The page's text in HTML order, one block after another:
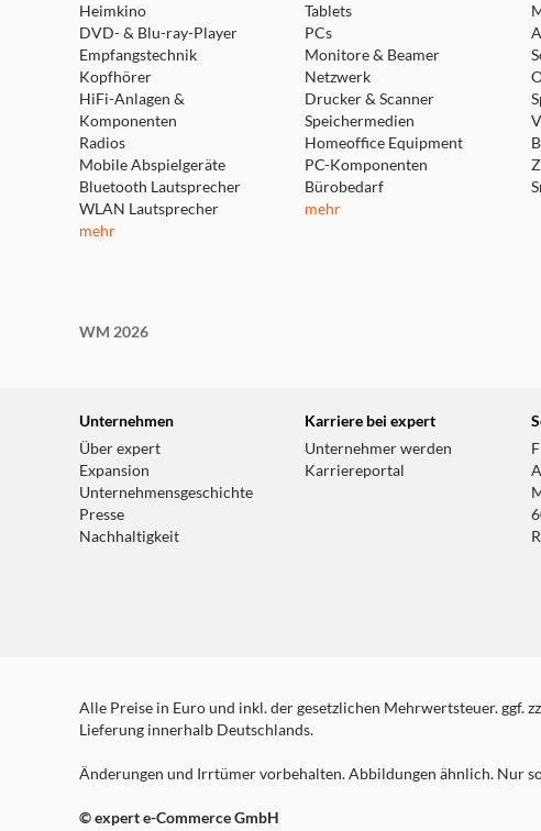
weitere Details
expert Lehrte
Parkstraße 30
31275 Lehrte
Geöffnet - schließt um 18:30 Uhr
weitere Details
Geöffnet - schließt um 18:30 Uhr
expert Celle
Zur Hasselklink 3-5
29229 Celle
Geöffnet - schließt um 18:30 Uhr
Heimkino
DVD- & Blu-ray-Player
Empfangstechnik
Kopfhörer
HiFi-Anlagen &
Komponenten
Radios
Mobile Abspielgeräte
Bluetooth Lautsprecher
WLAN Lautsprecher
mehr
Tablets
PCs
Monitore & Beamer
Netzwerk
Drucker & Scanner
Speichermedien
Homeoffice Equipment
PC-Komponenten
Bürobedarf
mehr
WM 2026
Unternehmen
Über expert
Expansion
Unternehmensgeschichte
Presse
Nachhaltigkeit
Karriere bei expert
Unternehmer werden
Karriereportal
Alle Preise in Euro und inkl. der gesetzlichen Mehrwertsteuer. ggf.
Lieferung innerhalb Deutschlands.
Änderungen und Irrtümer vorbehalten. Abbildungen ähnlich. Nur
© expert e-Commerce GmbH